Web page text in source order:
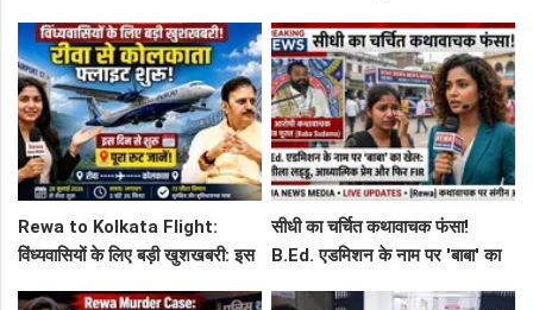
आरोप!
शिकायत
Rewa to Kolkata Flight:
विंध्यवासियों के लिए बड़ी खुशखबरी: इस
सीधी का चर्चित कथावाचक फंसा!
B.Ed. एडमिशन के नाम पर 'बाबा' का